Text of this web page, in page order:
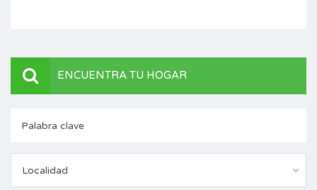
ENCUENTRA TU HOGAR
Localidad